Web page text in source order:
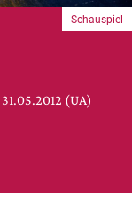
31.05.2012 (UA)
Schauspiel